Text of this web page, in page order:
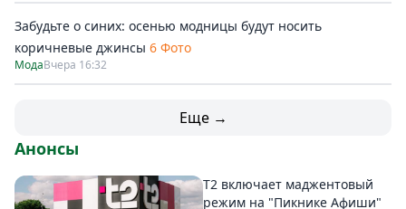
Забудьте о синих: осенью модницы будут носить
коричневые джинсы 6 Фото
МодаВчера 16:32
Еще →
Анонсы
Т2 включает маджентовый
режим на "Пикнике Афиши"